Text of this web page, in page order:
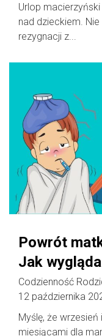
Urlop
nad dzieckiem.
rezygnacji z...
Powrót
Jak
Codzienność
12 października
Myślę, że
miesiącami dla